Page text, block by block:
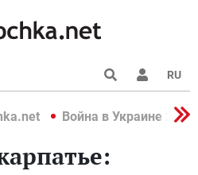
RU
Война в Украине 2022